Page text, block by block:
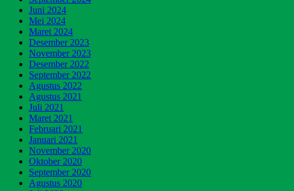
Juni 2024
Mei 2024
Maret 2024
Desember 2023
November 2023
Desember 2022
September 2022
Agustus 2022
Agustus 2021
Juli 2021
Maret 2021
Februari 2021
Januari 2021
November 2020
Oktober 2020
September 2020
Agustus 2020